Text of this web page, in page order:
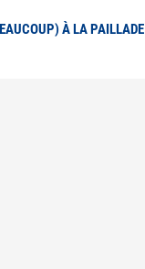
À LA PAILLADE